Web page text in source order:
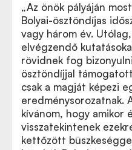
„Az önök pályáján
Bolyai-ösztöndíjas
vagy három év.
elvégzendő
rövidnek fog
ösztöndíjjal
csak a magját képezi
eredménysorozatnak.
kívánom, hogy amikor
visszatekintenek
kettőzött